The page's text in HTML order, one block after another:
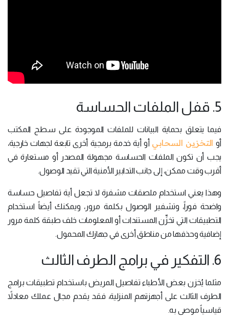
5. قفل الملفات الحساسة
فيما يتعلق بحماية البيانات للملفات الموجودة على سطح المكتب
أو التخزين السحابي أو أية خدمة برمجية أخرى تابعة لجهات خارجية،
يجب أن تكون الملفات الحساسة مجهولة المصدر أو مستعارة في
أقرب وقت ممكن، إلى جانب التدابير الأمنية التي تقيد الوصول.
وهذا يعني استخدام ملصقات مشفرة لا تجعل أية تفاصيل حساسة
واضحة فوراً، وتشفير الوصول بكلمة مرور، ويمكنك أيضاً استخدام
التطبيقات التي تخزِّن المستندات أو المعلومات خلف طبقة كلمة مرور
إضافية وحذفها من مناطق أخرى في جهازك المحمول.
6. التفكير في برامج الطرف الثالث
مثلما يُخزن بعض الأطباء تفاصيل المريض باستخدام تطبيقات برامج
الطرف الثالث على أجهزتهم المنزلية، فقد يقدم مجال عملك معادلاً
قياسياً موصى به.